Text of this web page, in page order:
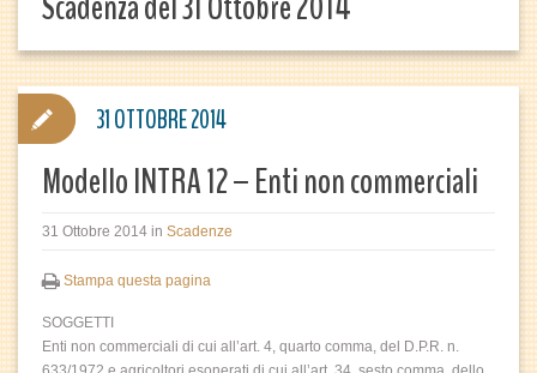
Modello INTRA 12 – Enti non commerciali
31 Ottobre 2014 in Scadenze
Stampa questa pagina
SOGGETTI
Enti non commerciali di cui all’art. 4, quarto comma, del D.P.R. n.
31 OTTOBRE 2014